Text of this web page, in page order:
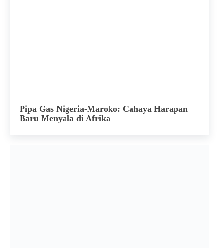
Pipa Gas Nigeria-Maroko: Cahaya Harapan
Baru Menyala di Afrika